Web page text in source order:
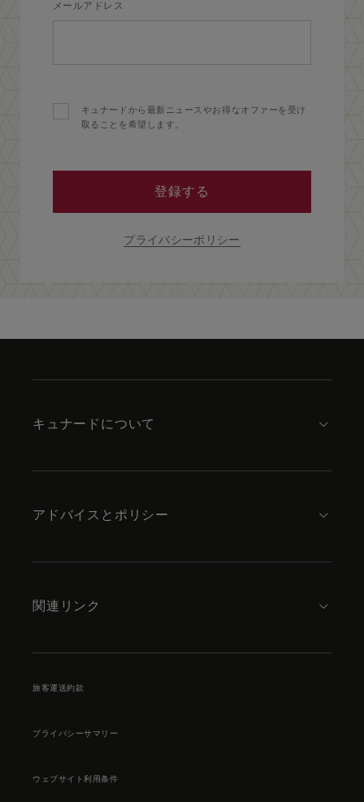
メールアドレス
キュナードから最新ニュースやお得なオファーを受け
取ることを希望します。
登録する
プライバシーポリシー
キュナードについて
アドバイスとポリシー
関連リンク
旅客運送約款
プライバシーサマリー
ウェブサイト利用条件